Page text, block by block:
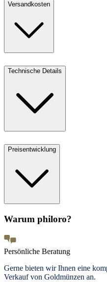
Versandkosten
Technische Details
Preisentwicklung
Warum philoro?
Persönliche Beratung
Gerne bieten wir Ihnen eine
Verkauf von Goldmünzen an.